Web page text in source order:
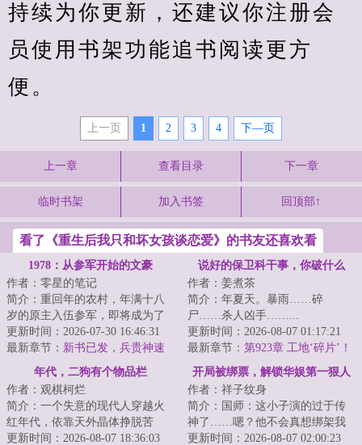
持续为你更新，还建议你注册会
员使用书架功能追书阅读更方
便。
上一页 1 2 3 4 下—页
上一章 查看目录 下一章
临时书架 加入书签 回顶部↑
看了《重生后我只和坏女孩谈恋爱》的书友还喜欢看
1978：从参军开始的文豪
作者：零星的笔记
简介：重回年的农村，年满十八
岁的原主入伍参军，即将成为了
军队中的一员。等着周旭重生过
来的时候，手里...
更新时间：2026-07-30 16:46:31
最新章节： 新书已发，兵贵神速
说好的保卫科干事，你破什么
作者：姜煮茶
简介：年夏天。暴雨……碎
尸……杀人凶手……...
更新时间：2026-08-07 01:17:21
最新章节： 第923章 工地‘碎片’！
年代，二狗有个物品栏
作者：观棋柯烂
简介：一个失意的现代人穿越火
红年代，依靠天外晶体挣脱苦
难，拥抱幸福，享受美好人生的
更新时间：2026-08-07 18:36:03
开局被绑票，解锁华娱第一狠人
作者：祥子纹身
简介：国师：这小子演的过于传
神了……嗯？他不会真想绑架我
吧？！诗人：什么意思？绑我摄
更新时间：2026-08-07 02:00:23